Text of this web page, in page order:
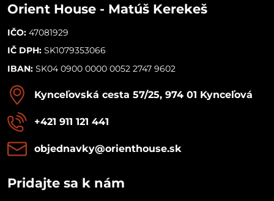
Orient House - Matúš Kerekeš
IČO: 47081929
IČ DPH: SK1079353066
IBAN: SK04 0900 0000 0052 2747 9602
Kynceľovská cesta 57/25, 974 01 Kynceľová
+421 911 121 441
objednavky​@orienthouse​.sk
Pridajte sa k nám